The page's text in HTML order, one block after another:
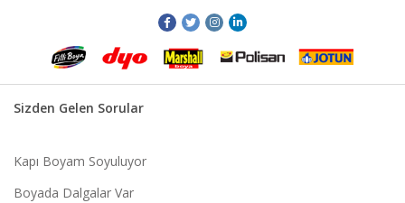
Sizden Gelen Sorular
Kapı Boyam Soyuluyor
Boyada Dalgalar Var